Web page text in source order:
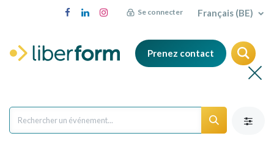
Se connecter Français (BE)
Prenez contact